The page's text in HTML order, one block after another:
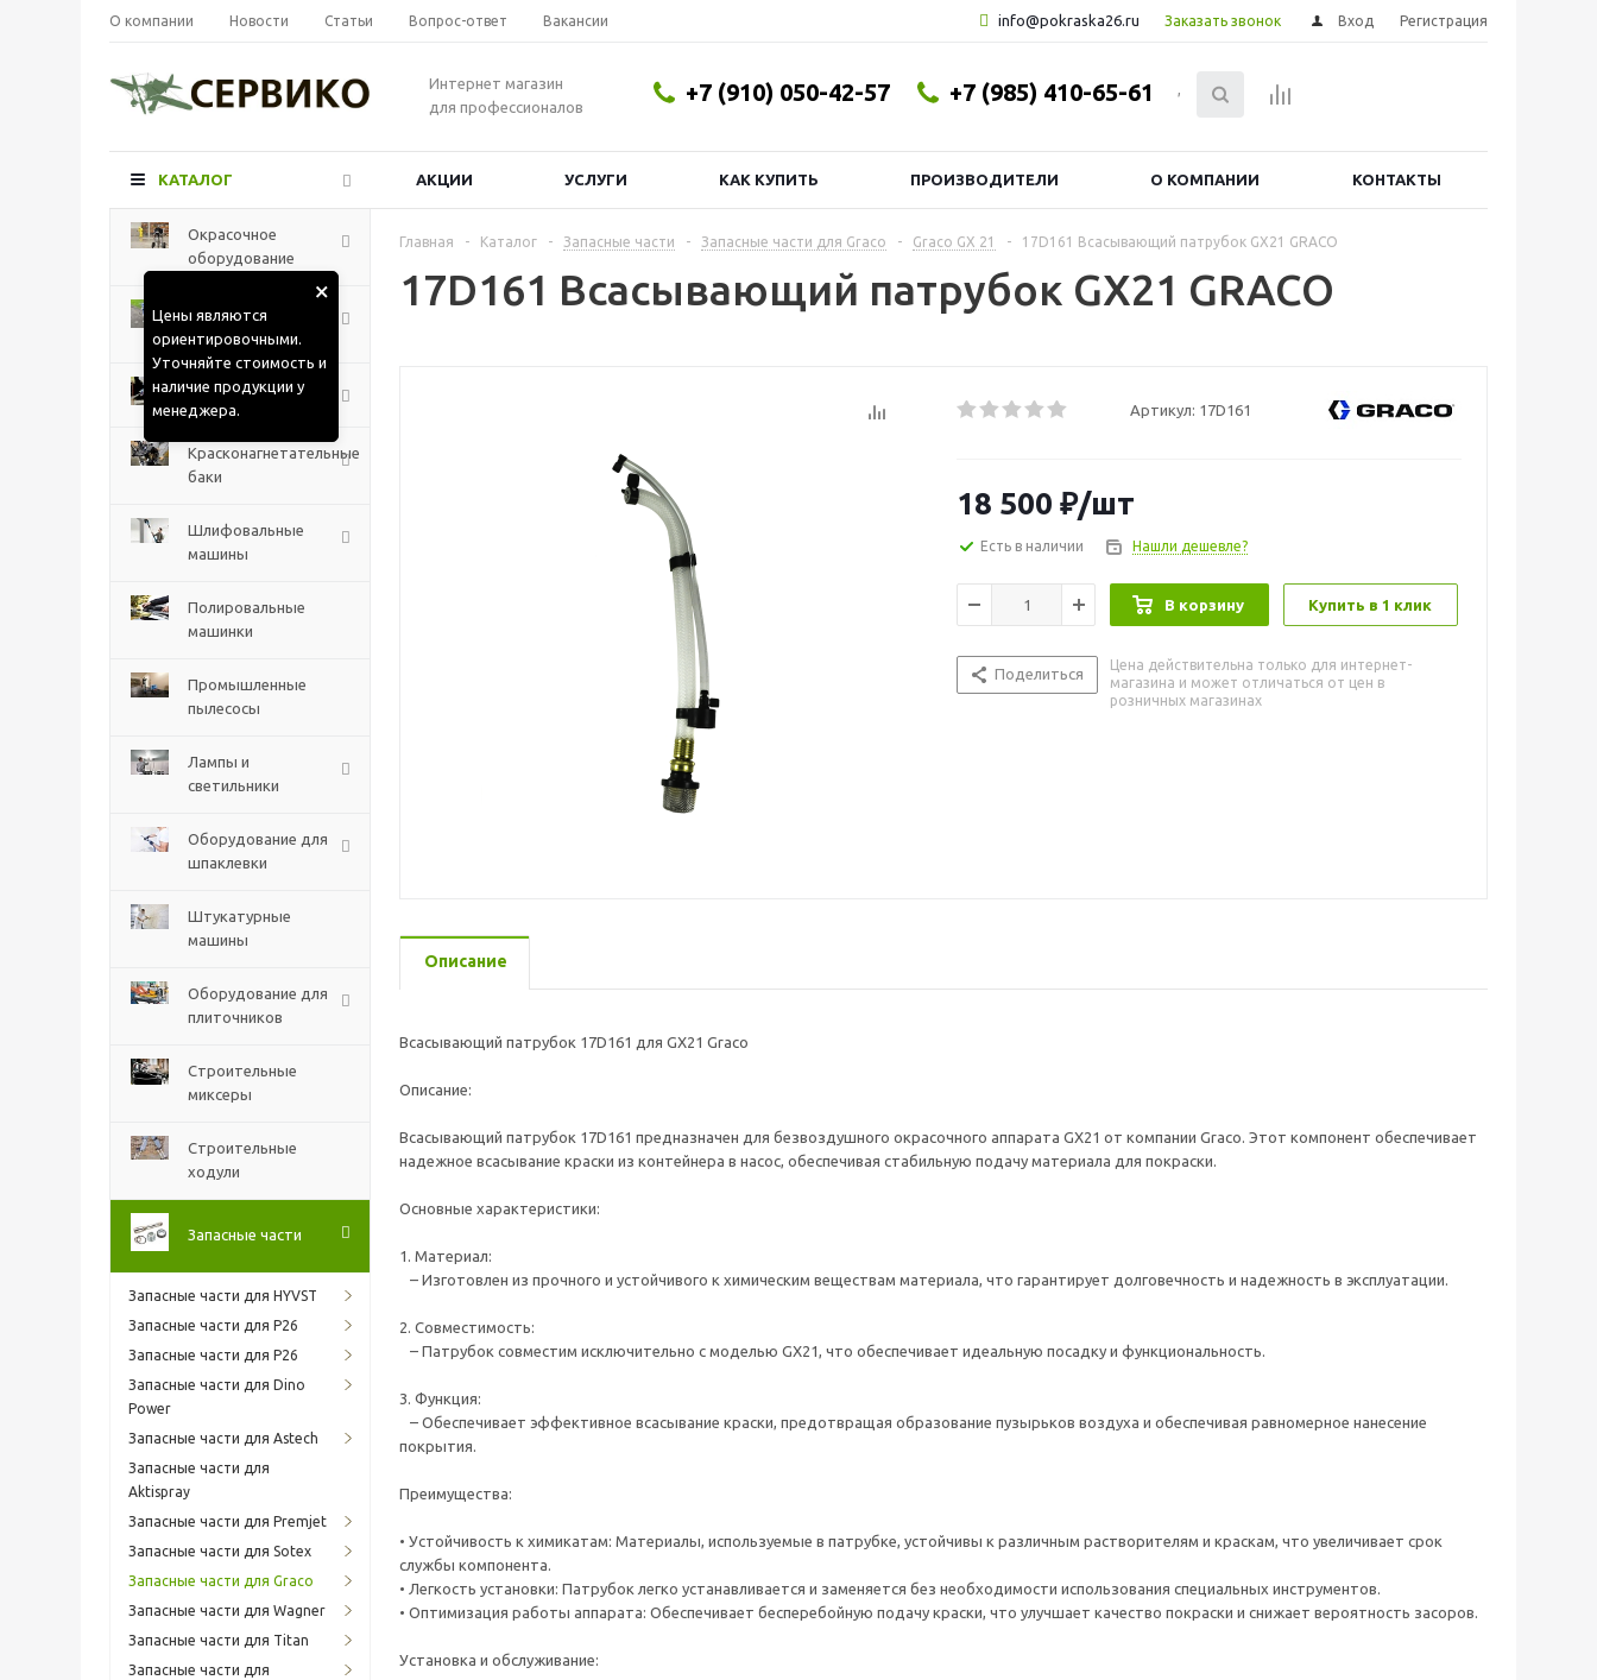
О компании Новости Статьи Вопрос-ответ Вакансии Вход Регистрация
info@pokraska26.ru Заказать звонок
Интернет магазин
для профессионалов
+7 (910) 050-42-57 ,
+7 (985) 410-65-61
КАТАЛОГ АКЦИИ УСЛУГИ КАК КУПИТЬ ПРОИЗВОДИТЕЛИ О КОМПАНИИ КОНТАКТЫ
Окрасочное
оборудование
Разметочные
машины
Краскораспылители
Красконагнетательные
баки
Шлифовальные
машины
Полировальные
машинки
Промышленные
пылесосы
Лампы и
светильники
Оборудование для
шпаклевки
Штукатурные
машины
Оборудование для
плиточников
Строительные
миксеры
Строительные
ходули
Запасные части
Запасные части для HYVST
Запасные части для P26
Запасные части для P26
Запасные части для Dino
Power
Запасные части для Astech
Запасные части для
Aktispray
Запасные части для Premjet
Запасные части для Sotex
Запасные части для Graco
Запасные части для Wagner
Запасные части для Titan
Запасные части для
Главная - Каталог - Запасные части - Запасные части для Graco - Graco GX 21 - 17D161 Всасывающий патрубок GX21 GRACO
17D161 Всасывающий патрубок GX21 GRACO
Артикул: 17D161
18 500 ₽/шт
Есть в наличии Нашли дешевле?
В корзину Купить в 1 клик
Поделиться
Цена действительна только для интернет-
магазина и может отличаться от цен в
розничных магазинах
Описание
Всасывающий патрубок 17D161 для GX21 Graco
Описание:
Всасывающий патрубок 17D161 предназначен для безвоздушного окрасочного аппарата GX21 от компании Graco. Этот компонент обеспечивает
надежное всасывание краски из контейнера в насос, обеспечивая стабильную подачу материала для покраски.
Основные характеристики:
1. Материал:
– Изготовлен из прочного и устойчивого к химическим веществам материала, что гарантирует долговечность и надежность в эксплуатации.
2. Совместимость:
– Патрубок совместим исключительно с моделью GX21, что обеспечивает идеальную посадку и функциональность.
3. Функция:
– Обеспечивает эффективное всасывание краски, предотвращая образование пузырьков воздуха и обеспечивая равномерное нанесение
покрытия.
Преимущества:
• Устойчивость к химикатам: Материалы, используемые в патрубке, устойчивы к различным растворителям и краскам, что увеличивает срок
службы компонента.
• Легкость установки: Патрубок легко устанавливается и заменяется без необходимости использования специальных инструментов.
• Оптимизация работы аппарата: Обеспечивает бесперебойную подачу краски, что улучшает качество покраски и снижает вероятность засоров.
Установка и обслуживание:
×
Цены являются
ориентировочными.
Уточняйте стоимость и
наличие продукции у
менеджера.